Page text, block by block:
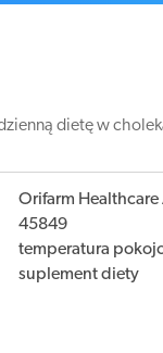
dietę w
Orifarm Healthcare
45849
temperatura
suplement diety